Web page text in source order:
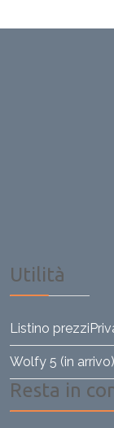
Utilità
Listino prezzi
Wolfy 5 (in arrivo)
Resta in